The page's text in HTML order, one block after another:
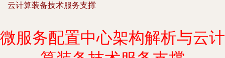
云计算装备技术服务支撑
微服务配置中心架构解析与云计